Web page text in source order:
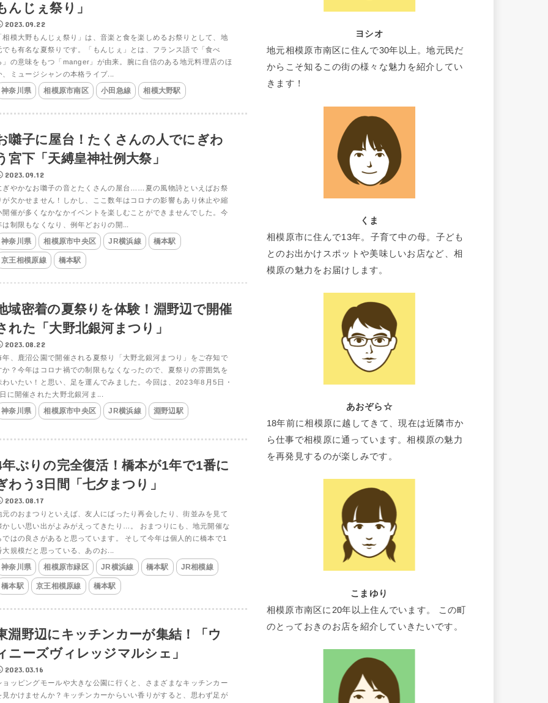
んじぇ祭り」
2023.09.22
相模大野もんじぇ祭り」は、音楽と食を楽しめるお祭りとして、地
でも有名な夏祭りです。「もんじぇ」とは、フランス語で「食べ
」の意味をもつ「manger」が由来。腕に自信のある地元料理店のほ
、ミュージシャンの本格ライブ...
神奈川県 相模原市南区 小田急線 相模大野駅
囃子に屋台！たくさんの人でにぎわ
宮下「天縛皇神社例大祭」
2023.09.12
ぎやかなお囃子の音とたくさんの屋台……夏の風物詩といえばお祭
が欠かせません！しかし、ここ数年はコロナの影響もあり休止や縮
開催が多くなかなかイベントを楽しむことができませんでした。今
は制限もなくなり、例年どおりの開...
神奈川県 相模原市中央区 JR横浜線 橋本駅
京王相模原線 橋本駅
域密着の夏祭りを体験！淵野辺で開催
れた「大野北銀河まつり」
2023.08.22
年、鹿沼公園で開催される夏祭り「大野北銀河まつり」をご存知で
か？今年はコロナ禍での制限もなくなったので、夏祭りの雰囲気を
わいたい！と思い、足を運んでみました。今回は、2023年8月5日・
に開催された大野北銀河ま...
神奈川県 相模原市中央区 JR横浜線 淵野辺駅
年ぶりの完全復活！橋本が1年で1番に
わう3日間「七夕まつり」
2023.08.17
元のおまつりといえば、友人にばったり再会したり、街並みを見て
かしい思い出がよみがえってきたり…。 おまつりにも、地元開催な
ではの良さがあると思っています。 そして今年は個人的に橋本で1
大規模だと思っている、あのお...
神奈川県 相模原市緑区 JR横浜線 橋本駅 JR相模線
橋本駅 京王相模原線 橋本駅
淵野辺にキッチンカーが集結！「ウ
ニーズヴィレッジマルシェ」
2023.03.16
ョッピングモールや大きな公園に行くと、さまざまなキッチンカー
見かけませんか？キッチンカーからいい香りがすると、思わず足が
ヨシオ
地元相模原市南区に住んで30年以上。地元民だ
からこそ知るこの街の様々な魅力を紹介してい
きます！
くま
相模原市に住んで13年。子育て中の母。子ども
とのお出かけスポットや美味しいお店など、相
模原の魅力をお届けします。
あおぞら☆
18年前に相模原に越してきて、現在は近隣市か
ら仕事で相模原に通っています。相模原の魅力
を再発見するのが楽しみです。
こまゆり
相模原市南区に20年以上住んでいます。 この町
のとっておきのお店を紹介していきたいです。